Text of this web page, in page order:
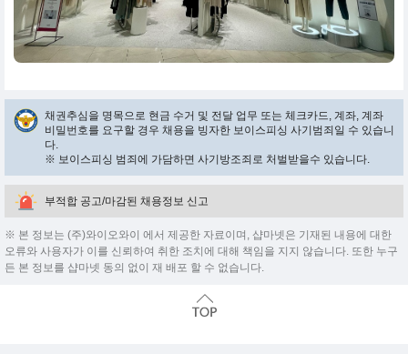
채권추심을 명목으로 현금 수거 및 전달 업무 또는 체크카드, 계좌, 계좌
비밀번호를 요구할 경우 채용을 빙자한 보이스피싱 사기범죄일 수 있습니
다.
※ 보이스피싱 범죄에 가담하면 사기방조죄로 처벌받을수 있습니다.
부적합 공고/마감된 채용정보 신고
※ 본 정보는 (주)와이오와이 에서 제공한 자료이며, 샵마넷은 기재된 내용에 대한
오류와 사용자가 이를 신뢰하여 취한 조치에 대해 책임을 지지 않습니다. 또한 누구
든 본 정보를 샵마넷 동의 없이 재 배포 할 수 없습니다.